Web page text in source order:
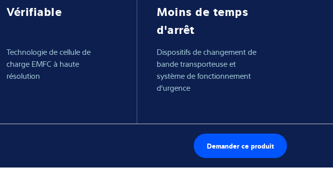
Vérifiable
Technologie de cellule de
charge EMFC à haute
résolution
Moins de temps
d'arrêt
Dispositifs de changement de
bande transporteuse et
système de fonctionnement
d'urgence
Demander ce produit